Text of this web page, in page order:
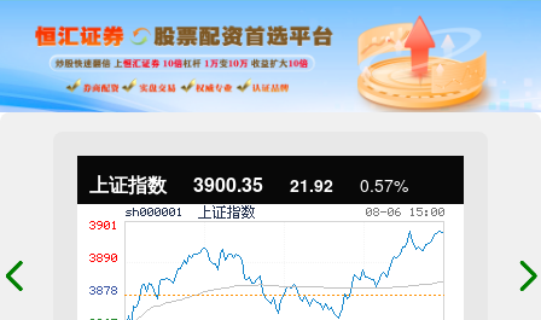
上证指数 3900.35 21.92 0.57%